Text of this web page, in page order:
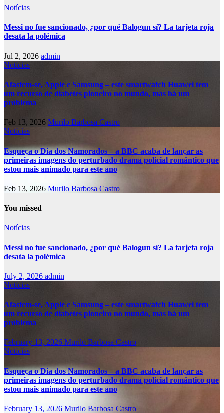
Notícias
Messi no fue sancionado, ¿por qué Balogun sí? La tarjeta roja
desata la polémica
Jul 2, 2026 admin
Notícias
Afastem-se, Apple e Samsung – este smartwatch Huawei tem
um recurso de diabetes pioneiro no mundo, mas há um
problema
Feb 13, 2026 Murilo Barbosa Castro
Notícias
Esqueça o Dia dos Namorados – a BBC acaba de lançar as
primeiras imagens do perturbado drama policial romântico que
estou mais animado para este ano
Feb 13, 2026 Murilo Barbosa Castro
You missed
Notícias
Messi no fue sancionado, ¿por qué Balogun sí? La tarjeta roja
desata la polémica
July 2, 2026 admin
Notícias
Afastem-se, Apple e Samsung – este smartwatch Huawei tem
um recurso de diabetes pioneiro no mundo, mas há um
problema
February 13, 2026 Murilo Barbosa Castro
Notícias
Esqueça o Dia dos Namorados – a BBC acaba de lançar as
primeiras imagens do perturbado drama policial romântico que
estou mais animado para este ano
February 13, 2026 Murilo Barbosa Castro